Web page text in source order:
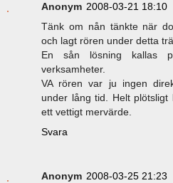
Anonym 2008-03-21 18:10
Tänk om nån tänkte när
och lagt rören under detta
En sån lösning kallas
verksamheter.
VA rören var ju ingen
under lång tid. Helt
ett vettigt mervärde.
Svara
Anonym 2008-03-25 21:23